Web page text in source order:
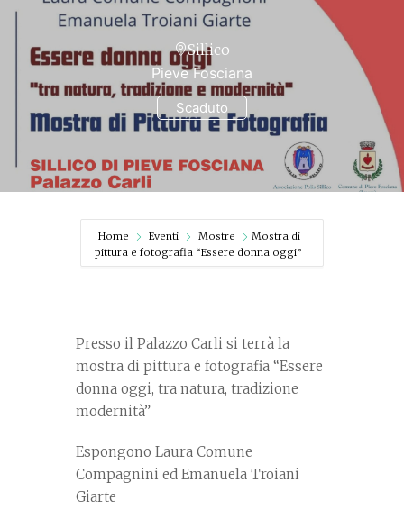
Scaduto
Sillico
Pieve Fosciana
Home Eventi Mostre
Mostra di
pittura e fotografia “Essere donna oggi”
Presso il Palazzo Carli si terrà la
mostra di pittura e fotografia “Essere
donna oggi, tra natura, tradizione
modernità”
Espongono Laura Comune
Compagnini ed Emanuela Troiani
Giarte